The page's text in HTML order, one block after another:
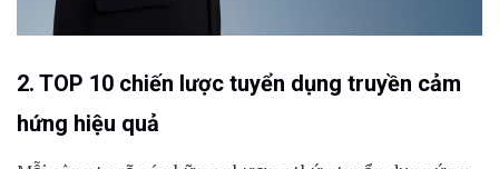
2. TOP 10 chiến lược tuyển dụng truyền cảm
hứng hiệu quả